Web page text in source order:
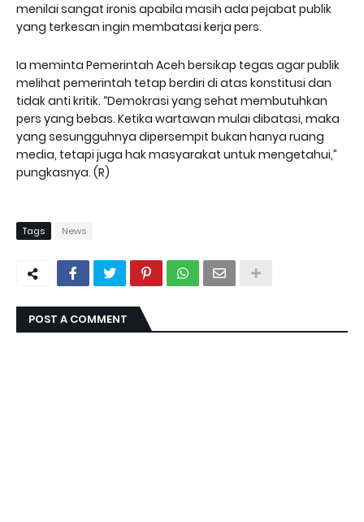
menilai sangat ironis apabila masih ada pejabat publik
yang terkesan ingin membatasi kerja pers.
Ia meminta Pemerintah Aceh bersikap tegas agar publik
melihat pemerintah tetap berdiri di atas konstitusi dan
tidak anti kritik. “Demokrasi yang sehat membutuhkan
pers yang bebas. Ketika wartawan mulai dibatasi, maka
yang sesungguhnya dipersempit bukan hanya ruang
media, tetapi juga hak masyarakat untuk mengetahui,”
pungkasnya. (R)
Tags News
POST A COMMENT